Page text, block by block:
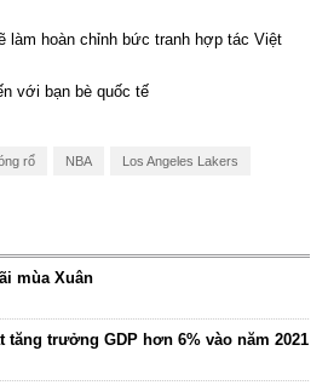
làm hoàn chỉnh bức tranh hợp tác Việt
với bạn bè quốc tế
rổ NBA Los Angeles Lakers
mùa Xuân
tăng trưởng GDP hơn 6% vào năm 2021